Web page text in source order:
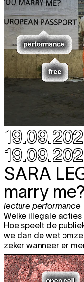
SARA
marry me?
lecture performance
Welke illegale acties
Hoe speelt de
we dan de wet
zeker wanneer er